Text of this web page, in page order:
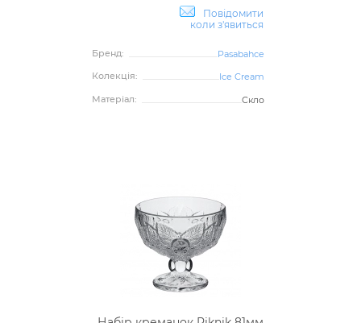
Повідомити
коли з'явиться
Бренд:
Pasabahce
Колекція:
Ice Cream
Матеріал:
Скло